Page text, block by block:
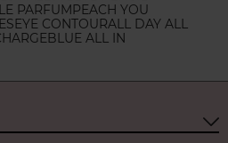
PARFUMPEACH YOU
EYE CONTOURALL DAY ALL
BLUE ALL IN